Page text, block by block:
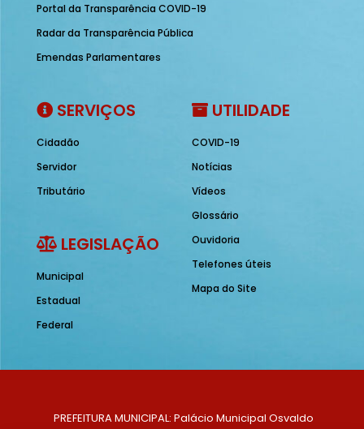
Portal da Transparência COVID-19
Radar da Transparência Pública
Emendas Parlamentares
SERVIÇOS
Cidadão
Servidor
Tributário
LEGISLAÇÃO
Municipal
Estadual
Federal
UTILIDADE
COVID-19
Notícias
Vídeos
Glossário
Ouvidoria
Telefones úteis
Mapa do Site
PREFEITURA MUNICIPAL: Palácio Municipal Osvaldo